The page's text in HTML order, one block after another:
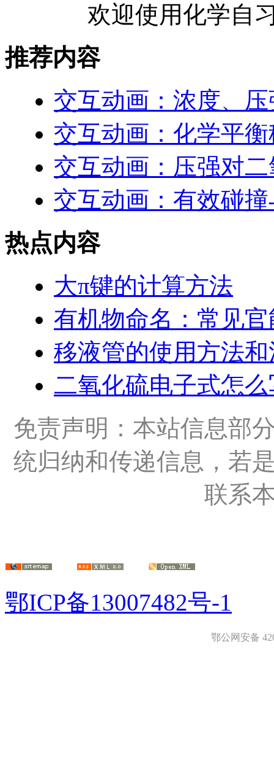
欢迎使用化学自
推荐内容
交互动画：浓度、
交互动画：化学平
交互动画：压强对
交互动画：有效碰
热点内容
大π键的计算方法
有机物命名：常见
移液管的使用方法
二氧化硫电子式怎
免责声明：本站信息部
统归纳和传递信息，若
联系
鄂ICP备13007482号-1
鄂公网安备